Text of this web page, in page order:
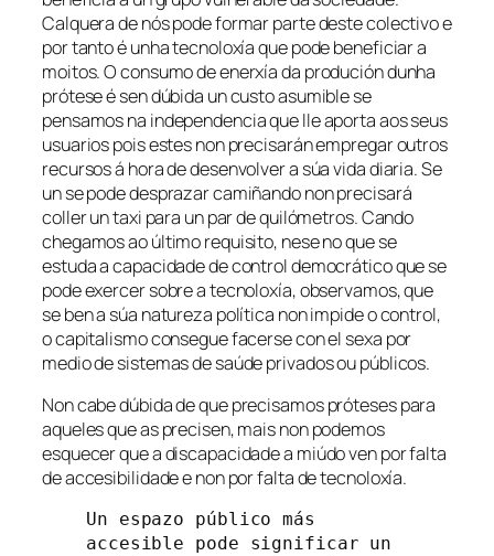
Calquera de nós pode formar parte deste colectivo e
por tanto é unha tecnoloxía que pode beneficiar a
moitos. O consumo de enerxía da produción dunha
prótese é sen dúbida un custo asumible se
pensamos na independencia que lle aporta aos seus
usuarios pois estes non precisarán empregar outros
recursos á hora de desenvolver a súa vida diaria. Se
un se pode desprazar camiñando non precisará
coller un taxi para un par de quilómetros. Cando
chegamos ao último requisito, nese no que se
estuda a capacidade de control democrático que se
pode exercer sobre a tecnoloxía, observamos, que
se ben a súa natureza política non impide o control,
o capitalismo consegue facerse con el sexa por
medio de sistemas de saúde privados ou públicos.
Non cabe dúbida de que precisamos próteses para
aqueles que as precisen, mais non podemos
esquecer que a discapacidade a miúdo ven por falta
de accesibilidade e non por falta de tecnoloxía.
Un espazo público más
accesible pode significar un